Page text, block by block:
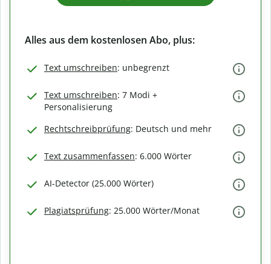
Alles aus dem kostenlosen Abo, plus:
Text umschreiben: unbegrenzt
Text umschreiben: 7 Modi +
Personalisierung
Rechtschreibprüfung: Deutsch und mehr
Text zusammenfassen: 6.000 Wörter
AI-Detector (25.000 Wörter)
Plagiatsprüfung: 25.000 Wörter/Monat